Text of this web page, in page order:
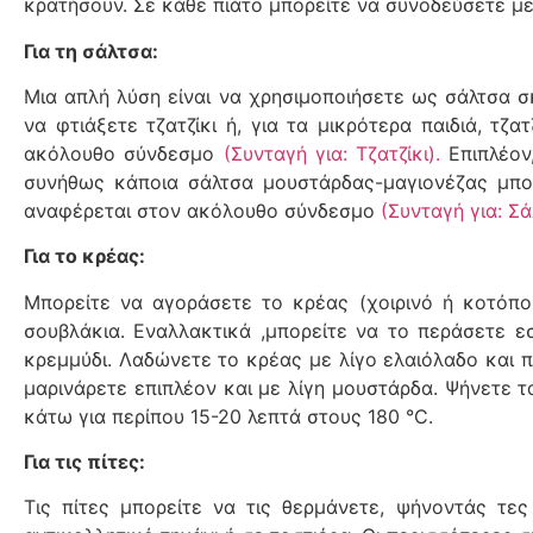
κρατήσουν. Σε κάθε πιάτο μπορείτε να συνοδεύσετε
Για τη σάλτσα:
Μια απλή λύση είναι να χρησιμοποιήσετε ως σάλτσα
να φτιάξετε τζατζίκι ή, για τα μικρότερα παιδιά,
ακόλουθο σύνδεσμο (Συνταγή για: Τζατζίκι).
συνήθως κάποια σάλτσα μουστάρδας-μαγιονέζας
αναφέρεται στον ακόλουθο σύνδεσμο (Συνταγή για:
Για το κρέας:
Μπορείτε να αγοράσετε το κρέας (χοιρινό ή
σουβλάκια. Εναλλακτικά ,μπορείτε να το περάσετε
κρεμμύδι. Λαδώνετε το κρέας με λίγο ελαιόλαδο και
μαρινάρετε επιπλέον και με λίγη μουστάρδα.
κάτω για περίπου 15-20 λεπτά στους 180 °C.
Για τις πίτες:
Τις πίτες μπορείτε να τις θερμάνετε, ψήνοντάς